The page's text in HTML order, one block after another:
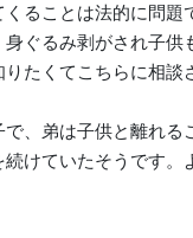
ることは法的に問題
身ぐるみ剥がされ子供
りたくてこちらに相談
、弟は子供と離れる
けていたそうです。